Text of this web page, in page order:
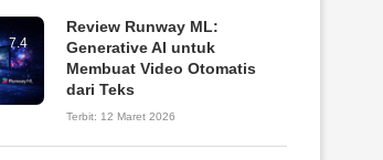
7.4
Review Runway ML:
Generative AI untuk
Membuat Video Otomatis
dari Teks
Terbit: 12 Maret 2026